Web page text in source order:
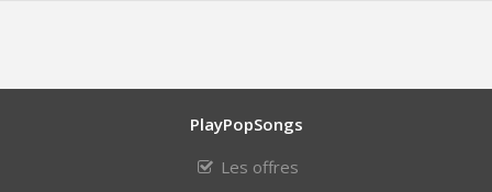
PlayPopSongs
Les offres